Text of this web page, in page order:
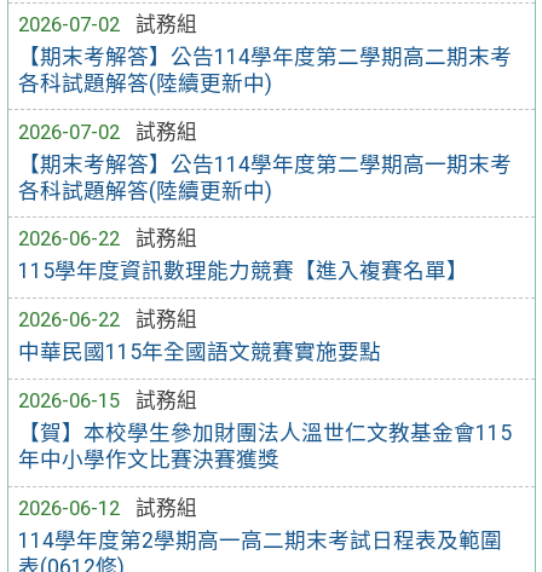
2026-07-02
試務組
【期末考解答】公告114學年度第二學期高二期末考
各科試題解答(陸續更新中)
2026-07-02
試務組
【期末考解答】公告114學年度第二學期高一期末考
各科試題解答(陸續更新中)
2026-06-22
試務組
115學年度資訊數理能力競賽【進入複賽名單】
2026-06-22
試務組
中華民國115年全國語文競賽實施要點
2026-06-15
試務組
【賀】本校學生參加財團法人溫世仁文教基金會115
年中小學作文比賽決賽獲獎
2026-06-12
試務組
114學年度第2學期高一高二期末考試日程表及範圍
表(0612修)